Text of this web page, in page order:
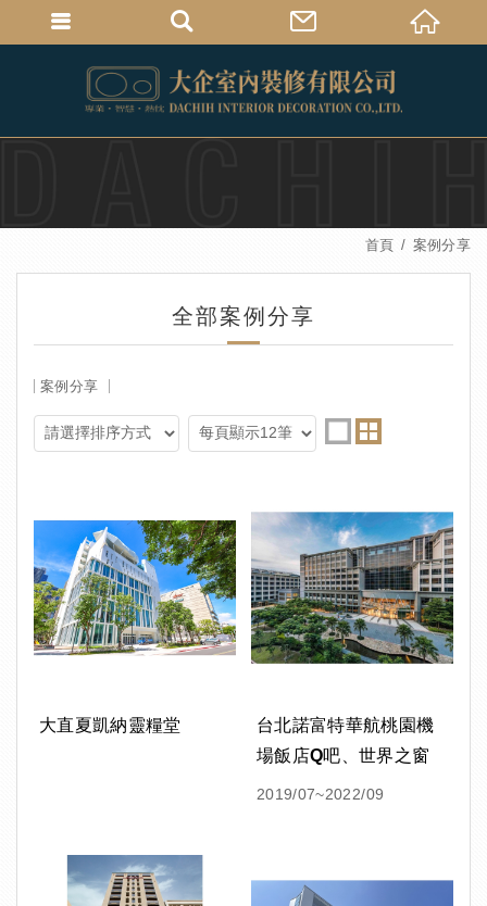
首頁 案例分享
全部案例分享
案例分享
大直夏凱納靈糧堂
台北諾富特華航桃園機
場飯店Q吧、世界之窗
2019/07~2022/09